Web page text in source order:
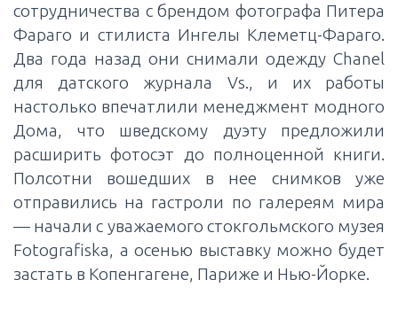
сотрудничества с брендом фотографа Питера
Фараго и стилиста Ингелы Клеметц-Фараго.
Два года назад они снимали одежду Chanel
для датского журнала Vs., и их работы
настолько впечатлили менеджмент модного
Дома, что шведскому дуэту предложили
расширить фотосэт до полноценной книги.
Полсотни вошедших в нее снимков уже
отправились на гастроли по галереям мира
— начали с уважаемого стокгольмского музея
Fotografiska, а осенью выставку можно будет
застать в Копенгагене, Париже и Нью-Йорке.